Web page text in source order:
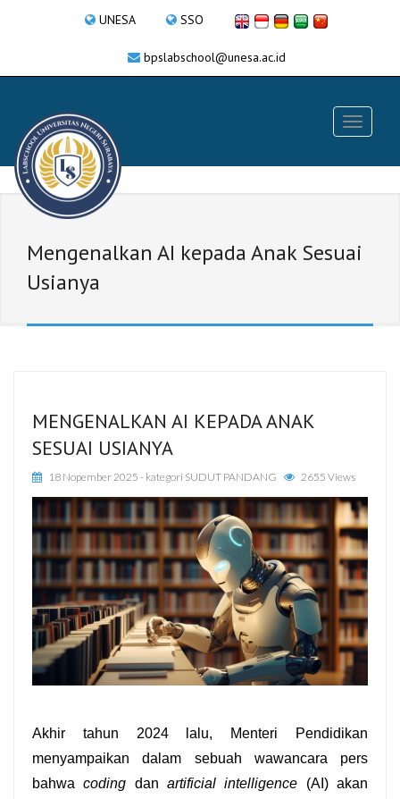
UNESA SSO
bpslabschool@unesa.ac.id
Mengenalkan AI kepada Anak Sesuai
Usianya
MENGENALKAN AI KEPADA ANAK
SESUAI USIANYA
18 Nopember 2025 - kategori SUDUT PANDANG 2655 Views
Akhir tahun 2024 lalu, Menteri Pendidikan
menyampaikan dalam sebuah wawancara pers
bahwa coding dan artificial intelligence (AI) akan